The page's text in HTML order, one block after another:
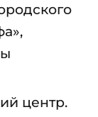
центр.